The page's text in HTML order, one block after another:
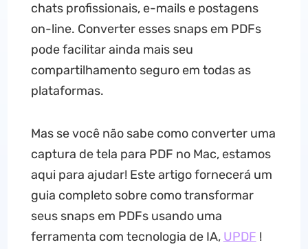
chats profissionais, e-mails e postagens
on-line. Converter esses snaps em PDFs
pode facilitar ainda mais seu
compartilhamento seguro em todas as
plataformas.
Mas se você não sabe como converter uma
captura de tela para PDF no Mac, estamos
aqui para ajudar! Este artigo fornecerá um
guia completo sobre como transformar
seus snaps em PDFs usando uma
ferramenta com tecnologia de IA, UPDF !